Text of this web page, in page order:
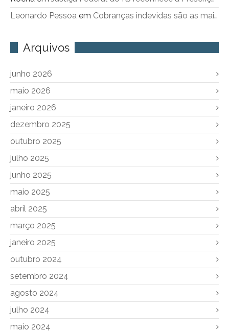
Leonardo Pessoa em Cobranças indevidas são as maiores queixas contra a Cedae
Arquivos
junho 2026
maio 2026
janeiro 2026
dezembro 2025
outubro 2025
julho 2025
junho 2025
maio 2025
abril 2025
março 2025
janeiro 2025
outubro 2024
setembro 2024
agosto 2024
julho 2024
maio 2024